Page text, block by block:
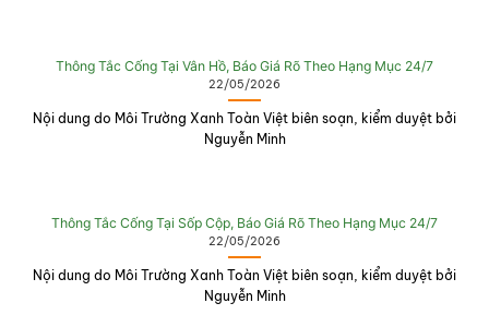
Thông Tắc Cống Tại Vân Hồ, Báo Giá Rõ Theo Hạng Mục 24/7
22/05/2026
Nội dung do Môi Trường Xanh Toàn Việt biên soạn, kiểm duyệt bởi
Nguyễn Minh
Thông Tắc Cống Tại Sốp Cộp, Báo Giá Rõ Theo Hạng Mục 24/7
22/05/2026
Nội dung do Môi Trường Xanh Toàn Việt biên soạn, kiểm duyệt bởi
Nguyễn Minh